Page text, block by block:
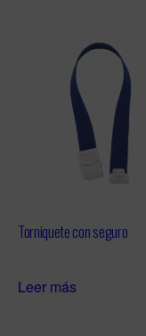
Torniquete con seguro
Leer más